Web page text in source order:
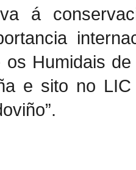
á
Humidais
e sito no LIC